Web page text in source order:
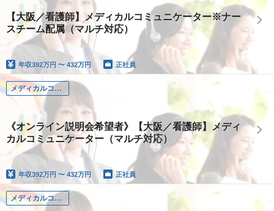
【大阪／看護師】メディカルコミュニケーター※ナー
スチーム配属（マルチ対応）
年収392万円 〜 432万円 正社員
メディカルコミュニケーター（看護師）
《オンライン説明会希望者》【大阪／看護師】メディ
カルコミュニケーター（マルチ対応）
年収392万円 〜 432万円 正社員
メディカルコミュニケーター（薬剤師）